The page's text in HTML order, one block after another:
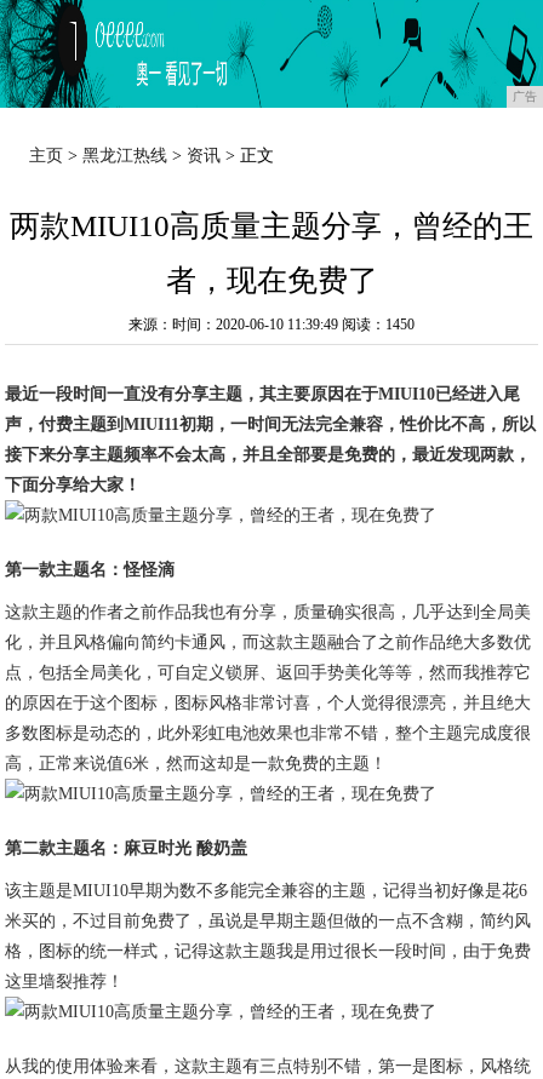
广告
主页 >黑龙江热线 > 资讯 > 正文
两款MIUI10高质量主题分享，曾经的王
者，现在免费了
来源：时间：2020-06-10 11:39:49 阅读：1450
最近一段时间一直没有分享主题，其主要原因在于MIUI10已经进入尾
声，付费主题到MIUI11初期，一时间无法完全兼容，性价比不高，所以
接下来分享主题频率不会太高，并且全部要是免费的，最近发现两款，
下面分享给大家！
第一款主题名：怪怪滴
这款主题的作者之前作品我也有分享，质量确实很高，几乎达到全局美
化，并且风格偏向简约卡通风，而这款主题融合了之前作品绝大多数优
点，包括全局美化，可自定义锁屏、返回手势美化等等，然而我推荐它
的原因在于这个图标，图标风格非常讨喜，个人觉得很漂亮，并且绝大
多数图标是动态的，此外彩虹电池效果也非常不错，整个主题完成度很
高，正常来说值6米，然而这却是一款免费的主题！
第二款主题名：麻豆时光 酸奶盖
该主题是MIUI10早期为数不多能完全兼容的主题，记得当初好像是花6
米买的，不过目前免费了，虽说是早期主题但做的一点不含糊，简约风
格，图标的统一样式，记得这款主题我是用过很长一段时间，由于免费
这里墙裂推荐！
从我的使用体验来看，这款主题有三点特别不错，第一是图标，风格统